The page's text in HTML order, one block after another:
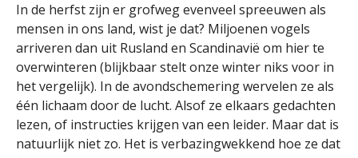
In de herfst zijn er grofweg evenveel spreeuwen als
mensen in ons land, wist je dat? Miljoenen vogels
arriveren dan uit Rusland en Scandinavië om hier te
overwinteren (blijkbaar stelt onze winter niks voor in
het vergelijk). In de avondschemering wervelen ze als
één lichaam door de lucht. Alsof ze elkaars gedachten
lezen, of instructies krijgen van een leider. Maar dat is
natuurlijk niet zo. Het is verbazingwekkend hoe ze dat